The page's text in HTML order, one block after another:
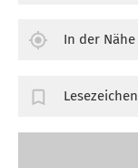
In der Nähe
Lesezeichen